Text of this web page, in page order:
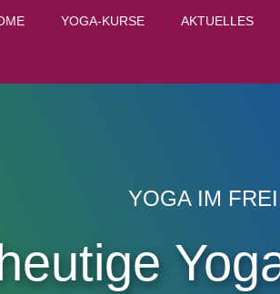
YOGA-KURSE AKTUELLES
YOGA IM